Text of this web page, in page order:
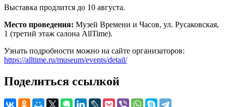
Выставка продлится до 10 августа.
Место проведения: Музей Времени и Часов, ул. Русаковская,
1 (третий этаж салона AllTime).
Узнать подробности можно на сайте организаторов:
https://alltime.ru/museum/events/detail/
Поделиться ссылкой